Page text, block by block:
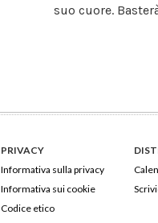
suo cuore.
PRIVACY
Informativa sulla privacy
Informativa sui cookie
Codice etico